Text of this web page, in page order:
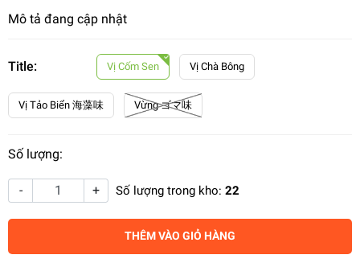
Mô tả đang cập nhật
Title: Vị Cốm Sen Vị Chà Bông
Vị Tảo Biển 海藻味 Vừng ゴマ味
Số lượng:
- + Số lượng trong kho: 22
THÊM VÀO GIỎ HÀNG